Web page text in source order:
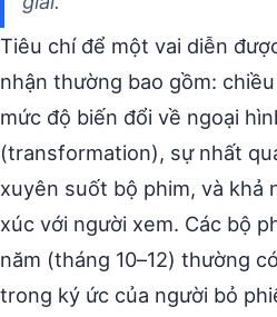
Tiêu chí để một vai diễn
nhận thường bao gồm:
mức độ biến đổi về ngoại
(transformation), sự nhất
xuyên suốt bộ phim, và khả
xúc với người xem. Các bộ
năm (tháng 10–12) thường
trong ký ức của người bỏ